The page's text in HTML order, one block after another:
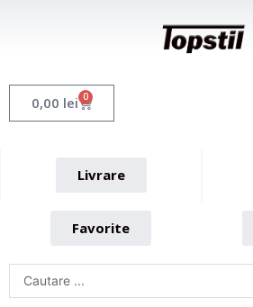
0,00 lei 0 Cart
Livrare
Favorite